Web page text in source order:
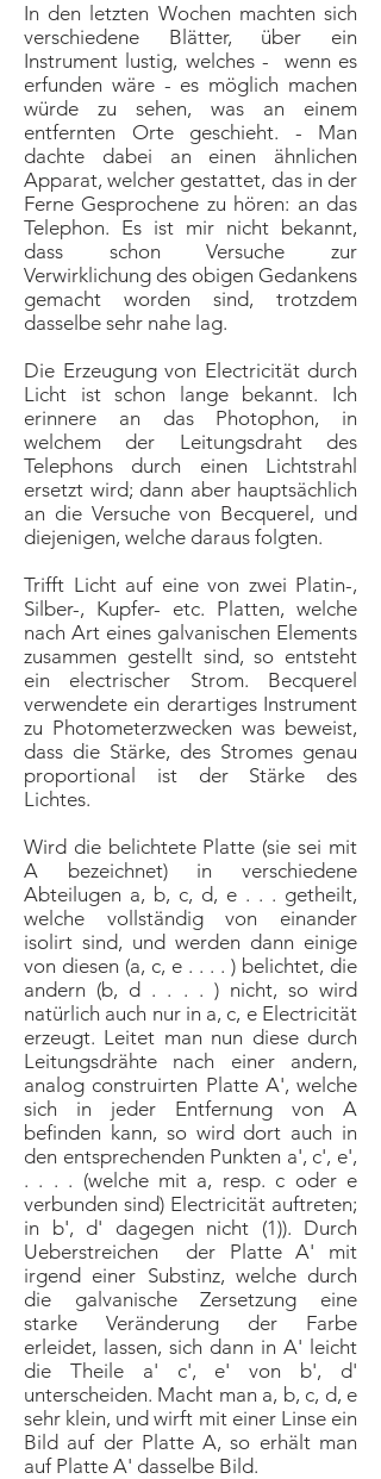
In den letzten Wochen machten sich
verschiedene Blätter, über ein
Instrument lustig, welches - wenn es
erfunden wäre - es möglich machen
würde zu sehen, was an einem
entfernten Orte geschieht. - Man
dachte dabei an einen ähnlichen
Apparat, welcher gestattet, das in der
Ferne Gesprochene zu hören: an das
Telephon. Es ist mir nicht bekannt,
dass schon Versuche zur
Verwirklichung des obigen Gedankens
gemacht worden sind, trotzdem
dasselbe sehr nahe lag.
Die Erzeugung von Electricität durch
Licht ist schon lange bekannt. Ich
erinnere an das Photophon, in
welchem der Leitungsdraht des
Telephons durch einen Lichtstrahl
ersetzt wird; dann aber hauptsächlich
an die Versuche von Becquerel, und
diejenigen, welche daraus folgten.
Trifft Licht auf eine von zwei Platin-,
Silber-, Kupfer- etc. Platten, welche
nach Art eines galvanischen Elements
zusammen gestellt sind, so entsteht
ein electrischer Strom. Becquerel
verwendete ein derartiges Instrument
zu Photometerzwecken was beweist,
dass die Stärke, des Stromes genau
proportional ist der Stärke des
Lichtes.
Wird die belichtete Platte (sie sei mit
A bezeichnet) in verschiedene
Abteilugen a, b, c, d, e . . . getheilt,
welche vollständig von einander
isolirt sind, und werden dann einige
von diesen (a, c, e . . . . ) belichtet, die
andern (b, d . . . . ) nicht, so wird
natürlich auch nur in a, c, e Electricität
erzeugt. Leitet man nun diese durch
Leitungsdrähte nach einer andern,
analog construirten Platte A', welche
sich in jeder Entfernung von A
befinden kann, so wird dort auch in
den entsprechenden Punkten a', c', e',
. . . . (welche mit a, resp. c oder e
verbunden sind) Electricität auftreten;
in b', d' dagegen nicht (1)). Durch
Ueberstreichen der Platte A' mit
irgend einer Substinz, welche durch
die galvanische Zersetzung eine
starke Veränderung der Farbe
erleidet, lassen, sich dann in A' leicht
die Theile a' c', e' von b', d'
unterscheiden. Macht man a, b, c, d, e
sehr klein, und wirft mit einer Linse ein
Bild auf der Platte A, so erhält man
auf Platte A' dasselbe Bild.